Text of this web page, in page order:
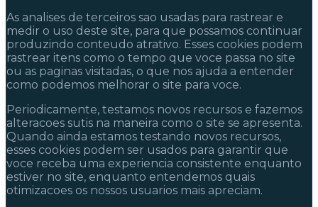
As analises de terceiros sao usadas para rastrear e
medir o uso deste site, para que possamos continuar
produzindo conteudo atrativo. Esses cookies podem
rastrear itens como o tempo que voce passa no site
ou as paginas visitadas, o que nos ajuda a entender
como podemos melhorar o site para voce.
Periodicamente, testamos novos recursos e fazemos
alteracoes sutis na maneira como o site se apresenta.
Quando ainda estamos testando novos recursos,
esses cookies podem ser usados para garantir que
voce receba uma experiencia consistente enquanto
estiver no site, enquanto entendemos quais
otimizacoes os nossos usuarios mais apreciam.